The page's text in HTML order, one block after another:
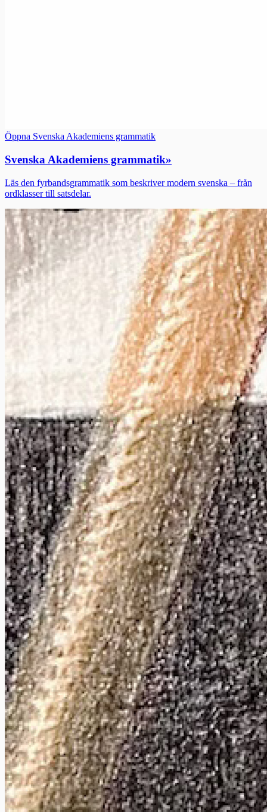
Öppna Svenska Akademiens grammatik
Svenska Akademiens grammatik»
Läs den fyrbandsgrammatik som beskriver modern svenska – från
ordklasser till satsdelar.